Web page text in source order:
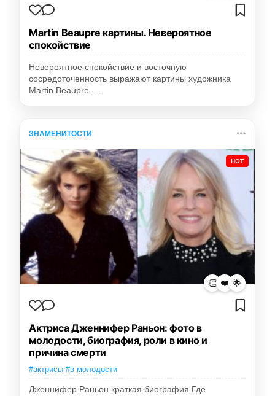
Martin Beaupre картины. Невероятное
спокойствие
Невероятное спокойствие и восточную
сосредоточенность выражают картины художника
Martin Beaupre.…
ЗНАМЕНИТОСТИ
HOT
👏 ❤️ 🌟
Актриса Дженнифер Раньон: фото в
молодости, биография, роли в кино и
причина смерти
#актрисы #в молодости
Дженнифер Раньон краткая биография Где